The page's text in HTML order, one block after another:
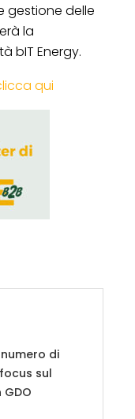
gestione delle
la
bIT Energy.
qui
numero di
sul